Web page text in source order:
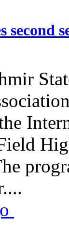
second